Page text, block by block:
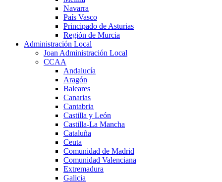
Navarra
País Vasco
Principado de Asturias
Región de Murcia
Administración Local
Joan Administración Local
CCAA
Andalucía
Aragón
Baleares
Canarias
Cantabria
Castilla y León
Castilla-La Mancha
Cataluña
Ceuta
Comunidad de Madrid
Comunidad Valenciana
Extremadura
Galicia